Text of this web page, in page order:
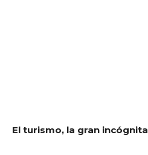
El turismo, la gran incógnita